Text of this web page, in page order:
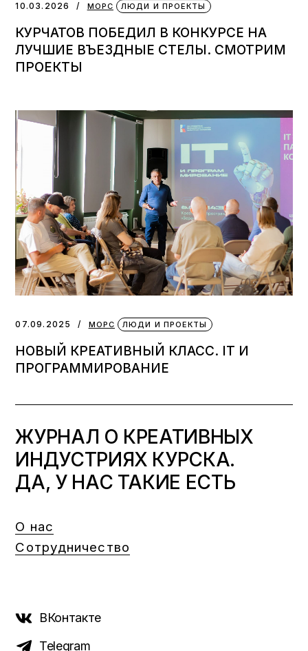
10.03.2026 МОРС ЛЮДИ И ПРОЕКТЫ
КУРЧАТОВ ПОБЕДИЛ В КОНКУРСЕ НА
ЛУЧШИЕ ВЪЕЗДНЫЕ СТЕЛЫ. СМОТРИМ
ПРОЕКТЫ
07.09.2025 МОРС ЛЮДИ И ПРОЕКТЫ
НОВЫЙ КРЕАТИВНЫЙ КЛАСС. IT И
ПРОГРАММИРОВАНИЕ
ЖУРНАЛ О КРЕАТИВНЫХ
ИНДУСТРИЯХ КУРСКА.
ДА, У НАС ТАКИЕ ЕСТЬ
О нас
Сотрудничество
ВКонтакте
Telegram